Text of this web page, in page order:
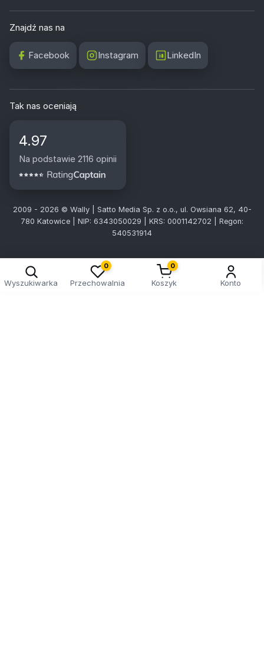
Znajdź nas na
Facebook Instagram LinkedIn
Tak nas oceniają
4.97
Na podstawie 2116 opinii
2009 - 2026 © Wally | Satto Media Sp. z o.o., ul. Owsiana 62, 40-
780 Katowice | NIP: 6343050029 | KRS: 0001142702 | Regon:
540531914
Wyszukiwarka
0
Przechowalnia
0
Koszyk Konto
Kreator doboru tablic